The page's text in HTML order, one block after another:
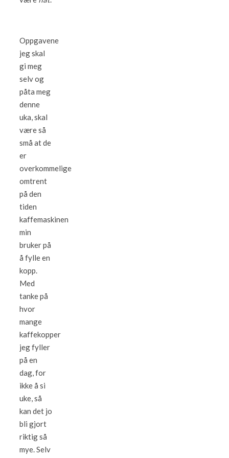
Oppgavene
jeg skal
gi meg
selv og
påta meg
denne
uka, skal
være så
små at de
er
overkommelige
omtrent
på den
tiden
kaffemaskinen
min
bruker på
å fylle en
kopp.
Med
tanke på
hvor
mange
kaffekopper
jeg fyller
på en
dag, for
ikke å si
uke, så
kan det jo
bli gjort
riktig så
mye. Selv